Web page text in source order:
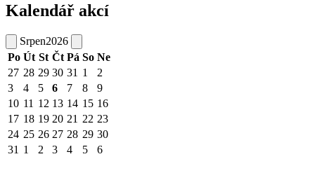
Kalendář akcí
Srpen2026
Po Út St Čt Pá So Ne
27 28 29 30 31 1
2
3
4 5 6 7 8
9
10 11 12 13 14 15 16
17 18 19 20 21 22 23
24 25 26 27 28 29 30
31 1 2 3 4 5 6